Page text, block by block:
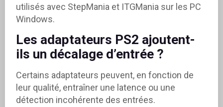
utilisés avec StepMania et ITGMania sur les PC
Windows.
Les adaptateurs PS2 ajoutent-
ils un décalage d’entrée ?
Certains adaptateurs peuvent, en fonction de
leur qualité, entraîner une latence ou une
détection incohérente des entrées.